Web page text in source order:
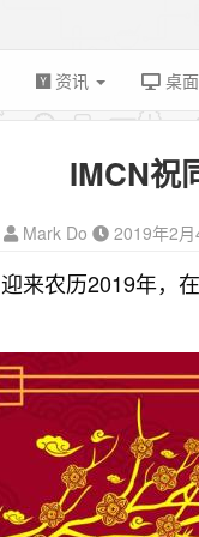
资讯 桌
IMCN祝
Mark Do 2019年2
来农历2019年，